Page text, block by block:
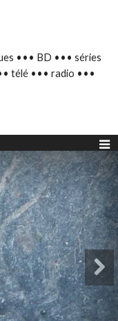
••• BD ••• séries
télé ••• radio •••